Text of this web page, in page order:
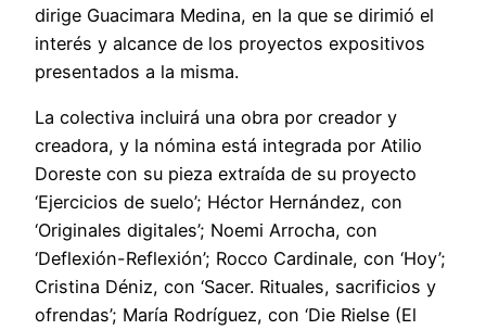
dirige Guacimara Medina, en la que se dirimió el
interés y alcance de los proyectos expositivos
presentados a la misma.
La colectiva incluirá una obra por creador y
creadora, y la nómina está integrada por Atilio
Doreste con su pieza extraída de su proyecto
‘Ejercicios de suelo’; Héctor Hernández, con
‘Originales digitales’; Noemi Arrocha, con
‘Deflexión-Reflexión’; Rocco Cardinale, con ‘Hoy’;
Cristina Déniz, con ‘Sacer. Rituales, sacrificios y
ofrendas’; María Rodríguez, con ‘Die Rielse (El